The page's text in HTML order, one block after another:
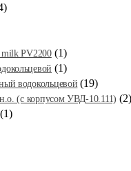
PV2200 (1)
(1)
водокольцевой (19)
(с корпусом УВД-10.111) (2)
(1)